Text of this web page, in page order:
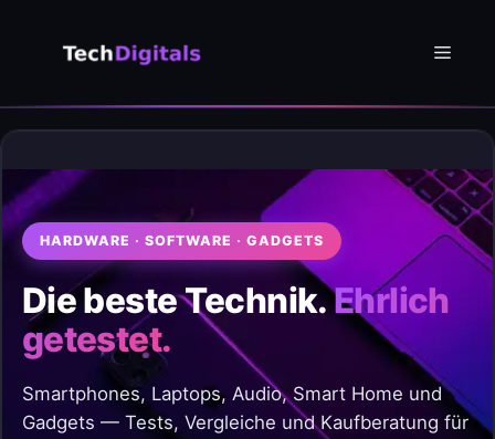
Menü
HARDWARE · SOFTWARE · GADGETS
Die beste Technik.Ehrlich
getestet.
Smartphones, Laptops, Audio, Smart Home und
Gadgets — Tests, Vergleiche und Kaufberatung für